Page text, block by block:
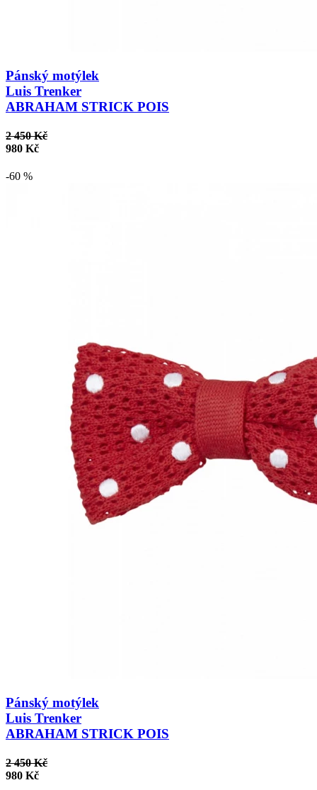
Pánský motýlek
Luis Trenker
ABRAHAM STRICK POIS
2 450 Kč
980 Kč
-60 %
Pánský motýlek
Luis Trenker
ABRAHAM STRICK POIS
2 450 Kč
980 Kč